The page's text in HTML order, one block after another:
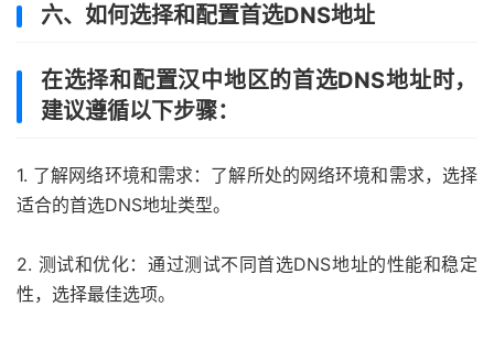
六、如何选择和配置首选DNS地址
在选择和配置汉中地区的首选DNS地址时，
建议遵循以下步骤：
1. 了解网络环境和需求：了解所处的网络环境和需求，选择
适合的首选DNS地址类型。
2. 测试和优化：通过测试不同首选DNS地址的性能和稳定
性，选择最佳选项。